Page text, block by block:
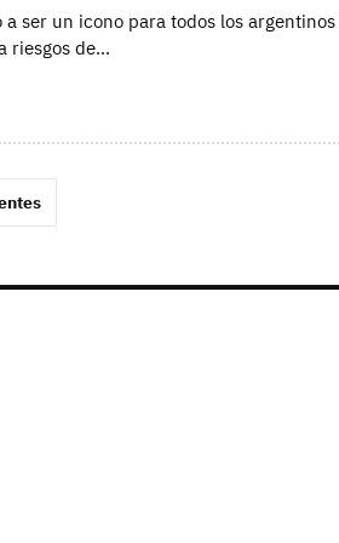
ser un icono para todos los argentinos
riesgos de…